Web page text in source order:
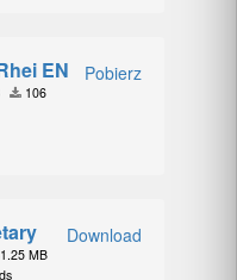
Pobierz
EN
106
Download
MB